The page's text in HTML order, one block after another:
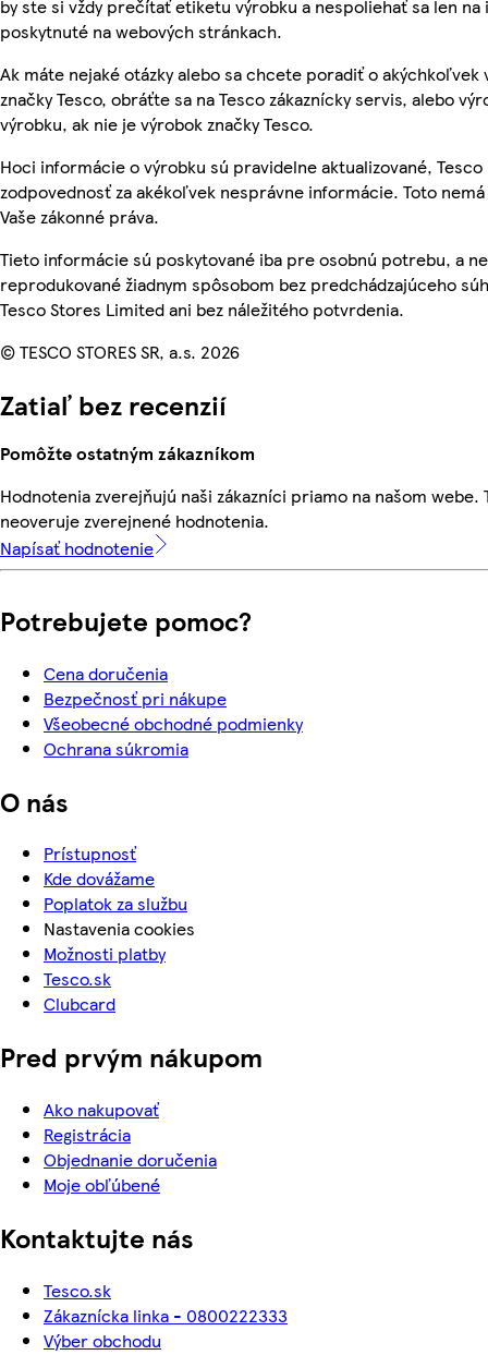
by ste si vždy prečítať etiketu výrobku a nespoliehať sa len
poskytnuté na webových stránkach.
Ak máte nejaké otázky alebo sa chcete poradiť o akýchkoľvek
značky Tesco, obráťte sa na Tesco zákaznícky servis, alebo
výrobku, ak nie je výrobok značky Tesco.
Hoci informácie o výrobku sú pravidelne aktualizované, Tesco
zodpovednosť za akékoľvek nesprávne informácie. Toto
Vaše zákonné práva.
Tieto informácie sú poskytované iba pre osobnú potrebu, a
reprodukované žiadnym spôsobom bez predchádzajúceho
Tesco Stores Limited ani bez náležitého potvrdenia.
© TESCO STORES SR, a.s. 2026
Zatiaľ bez recenzií
Pomôžte ostatným zákazníkom
Hodnotenia zverejňujú naši zákazníci priamo na našom webe.
neoveruje zverejnené hodnotenia.
Napísať hodnotenie
Potrebujete pomoc?
Cena doručenia
Bezpečnosť pri nákupe
Všeobecné obchodné podmienky
Ochrana súkromia
O nás
Prístupnosť
Kde dovážame
Poplatok za službu
Nastavenia cookies
Možnosti platby
Tesco.sk
Clubcard
Pred prvým nákupom
Ako nakupovať
Registrácia
Objednanie doručenia
Moje obľúbené
Kontaktujte nás
Tesco.sk
Zákaznícka linka - 0800222333
Výber obchodu